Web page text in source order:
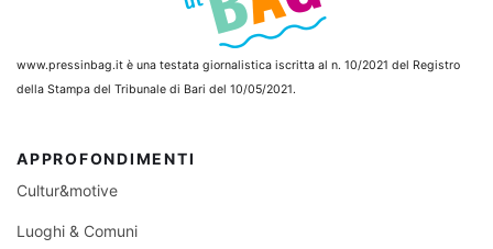
www.pressinbag.it è una testata giornalistica iscritta al n. 10/2021 del Registro
della Stampa del Tribunale di Bari del 10/05/2021.
APPROFONDIMENTI
Cultur&motive
Luoghi & Comuni